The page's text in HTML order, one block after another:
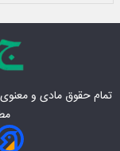
تمام حقوق مادی‌ و